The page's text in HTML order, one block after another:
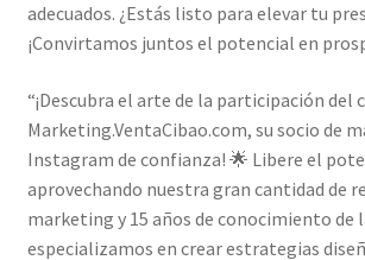
adecuados. ¿Estás listo para elevar tu
¡Convirtamos juntos el potencial en
“¡Descubra el arte de la participación del
Marketing.VentaCibao.com, su socio de
Instagram de confianza! 🌟 Libere el
aprovechando nuestra gran cantidad de
marketing y 15 años de conocimiento de
especializamos en crear estrategias